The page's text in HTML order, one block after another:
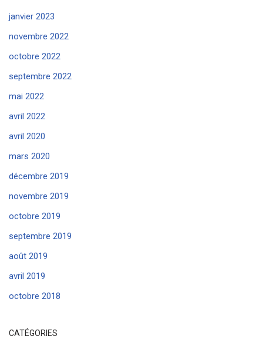
janvier 2023
novembre 2022
octobre 2022
septembre 2022
mai 2022
avril 2022
avril 2020
mars 2020
décembre 2019
novembre 2019
octobre 2019
septembre 2019
août 2019
avril 2019
octobre 2018
CATÉGORIES